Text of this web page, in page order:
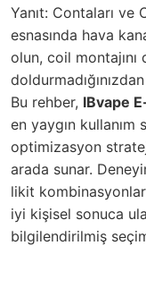
Yanıt: Contaları
esnasında hava
olun, coil montajını
Bu rehber, IBvape
en yaygın kullanım
optimizasyon
arada sunar.
likit
iyi kişisel sonuca
bilgilendirilmiş